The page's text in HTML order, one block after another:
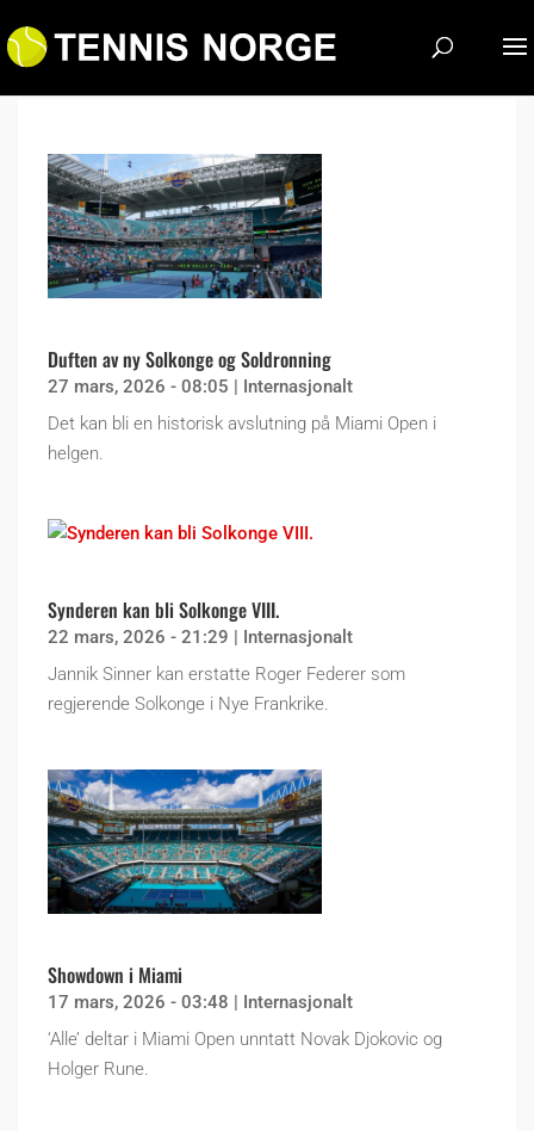
Duften av ny Solkonge og Soldronning
27 mars, 2026 - 08:05 | Internasjonalt
Det kan bli en historisk avslutning på Miami Open i
helgen.
Synderen kan bli Solkonge VIII.
22 mars, 2026 - 21:29 | Internasjonalt
Jannik Sinner kan erstatte Roger Federer som
regjerende Solkonge i Nye Frankrike.
Showdown i Miami
17 mars, 2026 - 03:48
Internasjonalt
‘Alle’ deltar i Miami Open unntatt Novak Djokovic og
Holger Rune.